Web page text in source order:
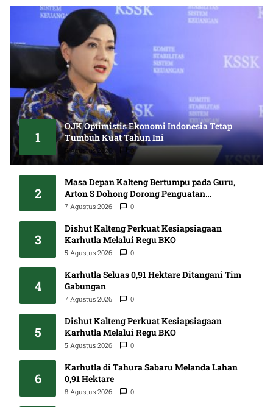
1
OJK Optimistis Ekonomi Indonesia Tetap
Tumbuh Kuat Tahun Ini
5 Agustus 2026 0
2
Masa Depan Kalteng Bertumpu pada Guru,
Arton S Dohong Dorong Penguatan
Pendidikan
7 Agustus 2026 0
3
Dishut Kalteng Perkuat Kesiapsiagaan
Karhutla Melalui Regu BKO
5 Agustus 2026 0
4
Karhutla Seluas 0,91 Hektare Ditangani Tim
Gabungan
7 Agustus 2026 0
5
Dishut Kalteng Perkuat Kesiapsiagaan
Karhutla Melalui Regu BKO
5 Agustus 2026 0
6
Karhutla di Tahura Sabaru Melanda Lahan
0,91 Hektare
8 Agustus 2026 0